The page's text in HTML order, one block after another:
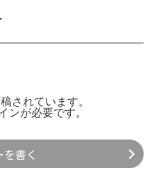
されています。
ンが必要です。
書く